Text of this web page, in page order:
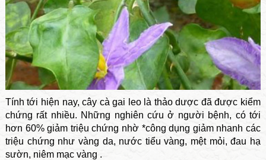
Tính tới hiện nay, cây cà gai leo là thảo dược đã được kiểm
chứng rất nhiều. Những nghiên cứu ở người bệnh, có tới
hơn 60% giảm triệu chứng nhờ *công dụng giảm nhanh các
triệu chứng như vàng da, nước tiểu vàng, mệt mỏi, đau hạ
sườn, niêm mạc vàng .